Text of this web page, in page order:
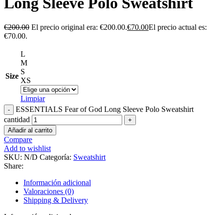
€200.00 El precio original era: €200.00.€70.00El precio actual es:
€70.00.
Size
L
M
S
XS
Limpiar
ESSENTIALS Fear of God Long Sleeve Polo Sweatshirt
cantidad
Añadir al carrito
Compare
Add to wishlist
SKU: N/D Categoría: Sweatshirt
Share:
Información adicional
Valoraciones (0)
Shipping & Delivery